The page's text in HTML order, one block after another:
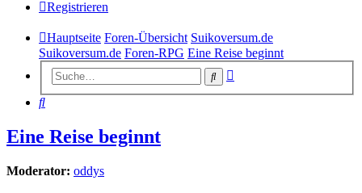
Registrieren
Hauptseite Foren-Übersicht Suikoversum.de
Suikoversum.de Foren-RPG Eine Reise beginnt
Suche
Suche
Eine Reise beginnt
Moderator: oddys